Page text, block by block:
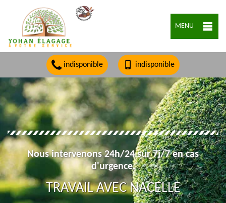
MENU
indisponible indisponible
Nous intervenons 24h/24 sur 7j/7 en cas
d'urgence.
TRAVAIL AVEC NACELLE